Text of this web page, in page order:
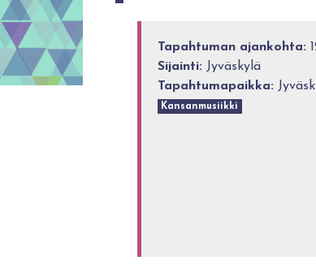
Tapahtuman ajankohta:
Sijainti: Jyväskylä
Tapahtumapaikka:
Kansanmusiikki